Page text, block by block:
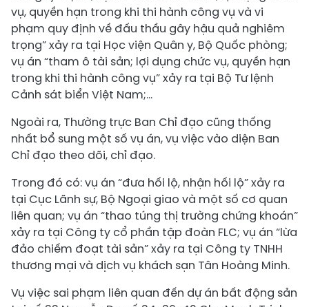
vụ, quyền hạn trong khi thi hành công vụ và vi
phạm quy định về đấu thầu gây hậu quả nghiêm
trọng” xảy ra tại Học viện Quân y, Bộ Quốc phòng;
vụ án “tham ô tài sản; lợi dụng chức vụ, quyền hạn
trong khi thi hành công vụ” xảy ra tại Bộ Tư lệnh
Cảnh sát biển Việt Nam;…
Ngoài ra, Thường trực Ban Chỉ đạo cũng thống
nhất bổ sung một số vụ án, vụ việc vào diện Ban
Chỉ đạo theo dõi, chỉ đạo.
Trong đó có: vụ án “đưa hối lộ, nhận hối lộ” xảy ra
tại Cục Lãnh sự, Bộ Ngoại giao và một số cơ quan
liên quan; vụ án “thao túng thị trường chứng khoán”
xảy ra tại Công ty cổ phần tập đoàn FLC; vụ án “lừa
đảo chiếm đoạt tài sản” xảy ra tại Công ty TNHH
thương mại và dịch vụ khách sạn Tân Hoàng Minh.
Vụ việc sai phạm liên quan đến dự án bất động sản